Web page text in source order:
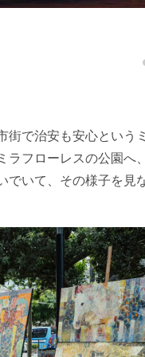
街で治安も安心という
ラフローレスの公園へ
でいて、その様子を見